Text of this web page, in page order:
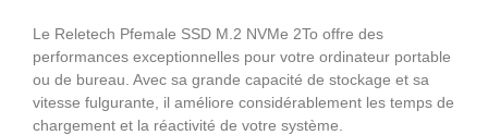
Le Reletech Pfemale SSD M.2 NVMe 2To offre des
performances exceptionnelles pour votre ordinateur portable
ou de bureau. Avec sa grande capacité de stockage et sa
vitesse fulgurante, il améliore considérablement les temps de
chargement et la réactivité de votre système.